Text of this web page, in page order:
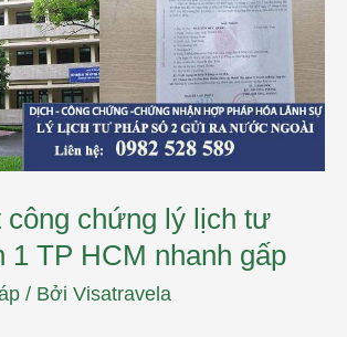
công chứng lý lịch tư
1 TP HCM nhanh gấp
/ Bởi Visatravela